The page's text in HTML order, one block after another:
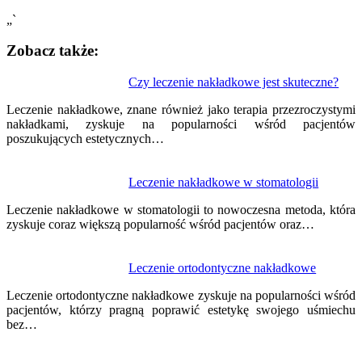
„`
Zobacz także:
Czy leczenie nakładkowe jest skuteczne?
Leczenie nakładkowe, znane również jako terapia przezroczystymi
nakładkami, zyskuje na popularności wśród pacjentów
poszukujących estetycznych…
Leczenie nakładkowe w stomatologii
Leczenie nakładkowe w stomatologii to nowoczesna metoda, która
zyskuje coraz większą popularność wśród pacjentów oraz…
Leczenie ortodontyczne nakładkowe
Leczenie ortodontyczne nakładkowe zyskuje na popularności wśród
pacjentów, którzy pragną poprawić estetykę swojego uśmiechu
bez…
wpisu